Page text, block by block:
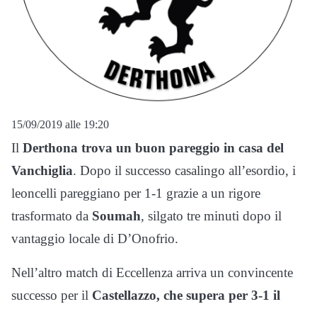
15/09/2019 alle 19:20
Il Derthona trova un buon pareggio in casa del
Vanchiglia. Dopo il successo casalingo all’esordio, i
leoncelli pareggiano per 1-1 grazie a un rigore
trasformato da Soumah, silgato tre minuti dopo il
vantaggio locale di D’Onofrio.
Nell’altro match di Eccellenza arriva un convincente
successo per il Castellazzo, che supera per 3-1 il